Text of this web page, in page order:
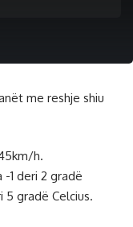
me reshje shiu
h.
1 deri 2 gradë
5 gradë Celcius.